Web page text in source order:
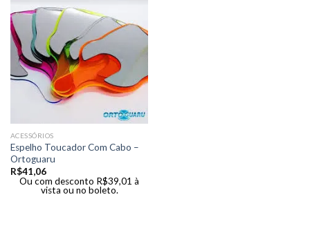
ACESSÓRIOS
Espelho Toucador Com Cabo –
Ortoguaru
R$41,06
Ou com desconto R$39,01 à
vista ou no boleto.